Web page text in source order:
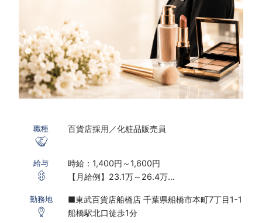
職種 百貨店採用／化粧品販売員
給与
時給：1,400円～1,600円
【月給例】23.1万～26.4万
※研修期間あり
※時給は能力経験により変動する可能性がござ
勤務地
■東武百貨店船橋店 千葉県船橋市本町7丁目1-1
船橋駅北口徒歩1分